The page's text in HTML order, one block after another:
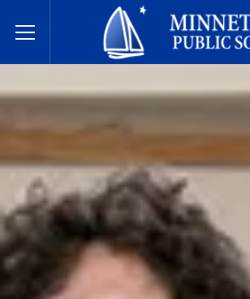
Toggle Menu
Escuelas Públicas de Minnetonka